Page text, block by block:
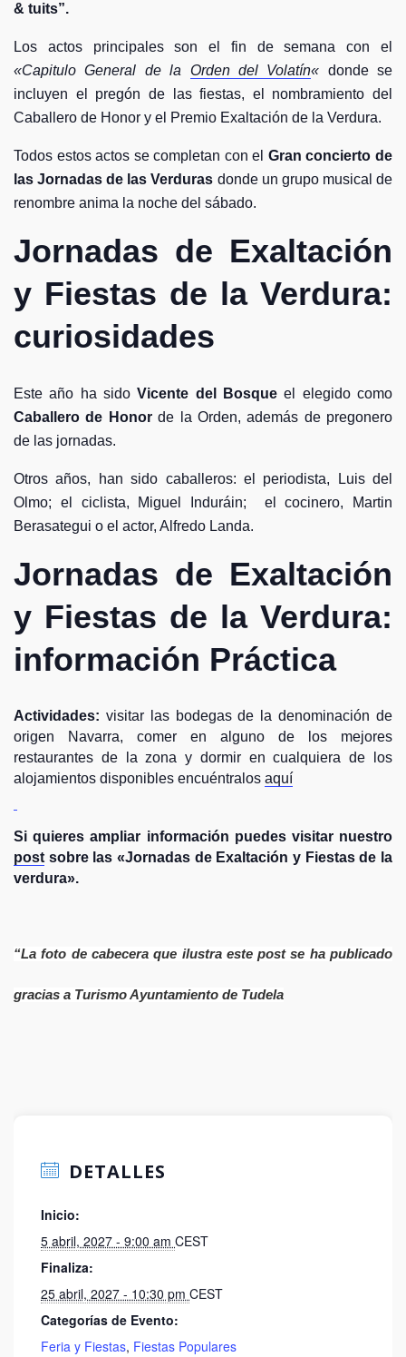
& tuits”.
Los actos principales son el fin de semana con el
«Capitulo General de la Orden del Volatín« donde se
incluyen el pregón de las fiestas, el nombramiento del
Caballero de Honor y el Premio Exaltación de la Verdura.
Todos estos actos se completan con el Gran concierto de
las Jornadas de las Verduras donde un grupo musical de
renombre anima la noche del sábado.
Jornadas de Exaltación
y Fiestas de la Verdura:
curiosidades
Este año ha sidoVicente del Bosque el elegido como
Caballero de Honorde la Orden, además de pregonero
de las jornadas.
Otros años, han sido caballeros: el periodista, Luis del
Olmo; el ciclista, Miguel Induráin;
el cocinero, Martin
Berasategui o el actor, Alfredo Landa.
Jornadas de Exaltación
y Fiestas de la Verdura:
información Práctica
Actividades: visitar las bodegas de la denominación de
origen Navarra, comer en alguno de los mejores
restaurantes de la zona y dormir en cualquiera de los
alojamientos disponibles encuéntralos aquí
Si quieres ampliar información puedes visitar nuestro
post sobre las «Jornadas de Exaltación y Fiestas de la
verdura».
“La foto de cabecera que ilustra este post se hapublicado
gracias a Turismo Ayuntamiento de Tudela
DETALLES
Inicio:
5 abril, 2027 - 9:00 am CEST
Finaliza:
25 abril, 2027 - 10:30 pm CEST
Categorías de Evento:
Feria y Fiestas, Fiestas Populares